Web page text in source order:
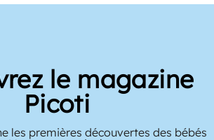
le magazine
Picoti
les premières découvertes des bébés